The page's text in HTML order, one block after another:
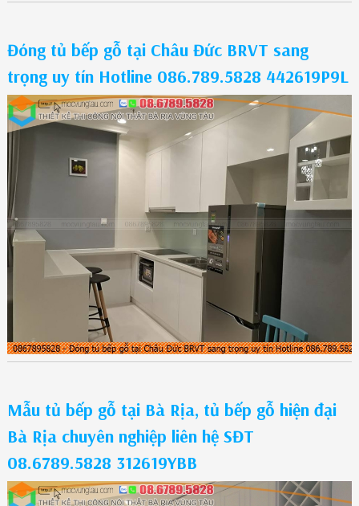
Đóng tủ bếp gỗ tại Châu Đức BRVT sang
trọng uy tín Hotline 086.789.5828 442619P9L
Mẫu tủ bếp gỗ tại Bà Rịa, tủ bếp gỗ hiện đại
Bà Rịa chuyên nghiệp liên hệ SĐT
08.6789.5828 312619YBB